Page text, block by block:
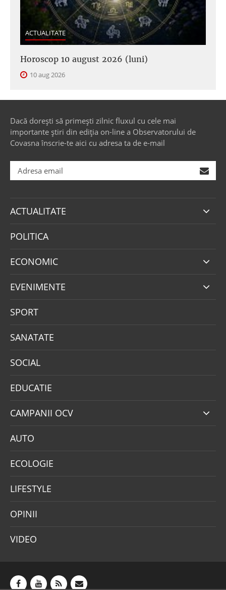
ACTUALITATE
Horoscop 10 august 2026 (luni)
10 aug 2026
Dacă dorești să primești zilnic fluxul cu cele mai
importante știri din ediția on-line a Observatorului de
Covasna înscrie-te aici cu adresa ta de e-mail
ACTUALITATE
POLITICA
ECONOMIC
EVENIMENTE
SPORT
SANATATE
SOCIAL
EDUCATIE
CAMPANII OCV
AUTO
ECOLOGIE
LIFESTYLE
OPINII
VIDEO